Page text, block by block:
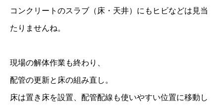
コンクリートのスラブ（床・天井）にもヒビなどは見当
たりませんね。
現場の解体作業も終わり、
配管の更新と床の組み直し。
床は置き床を設置、配管配線も使いやすい位置に移動し